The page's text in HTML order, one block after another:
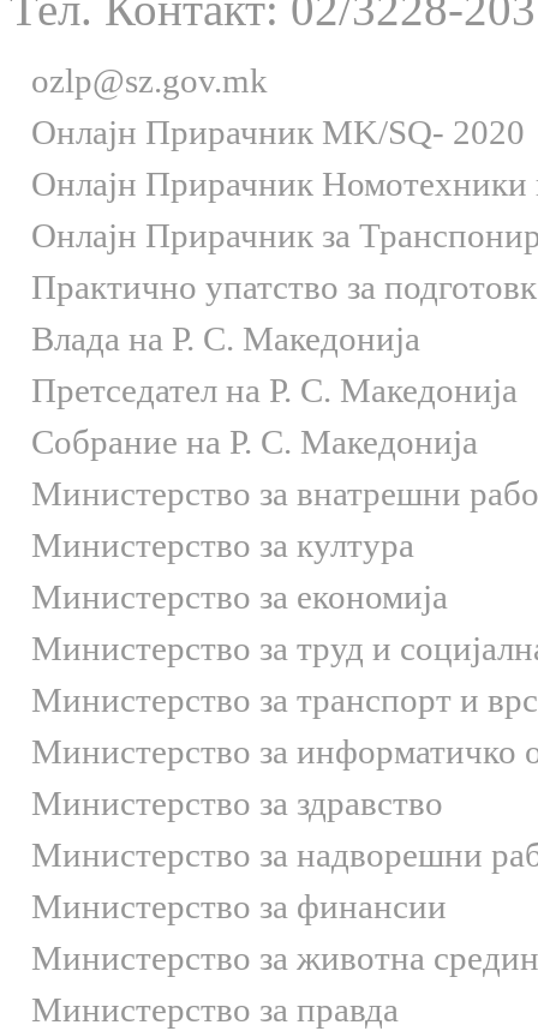
ozlp@sz.gov.mk
Онлaјн Прирачник MK/SQ- 2020
Онлаjн Прирачник Номотехники
Онлаjн Прирачник за
Практично упатство за
Влада на Р. С. Македонија
Претседател на Р. С. Македонија
Собрание на Р. С. Македонија
Министерство за внатрешни
Министерство за култура
Министерство за економија
Министерство за труд и
Министерство за транспорт и
Министерство за информатичко
Министерство за здравство
Министерство за надворешни
Министерство за финансии
Министерство за животна
Министерство за правда